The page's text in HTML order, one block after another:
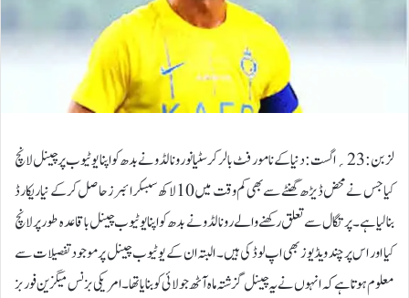
لزبن :23؍اگست:دنیا کے نامور فٹ بالر کرسٹیانو رونالڈو نے بدھ کو اپنا یوٹیوب پر چینل لانچ
کیا جس نے محض ڈیڑھ گھنٹے سے بھی کم وقت میں 10 لاکھ سبسکرائبرز حاصل کر کے نیا ریکارڈ
بنا لیا ہے۔پرتگال سے تعلق رکھنے والے رونالڈو نے بدھ کو اپنا یوٹیوب چینل باقاعدہ طور پر لانچ
کیا اور اس پر چند ویڈیوز بھی اپ لوڈ کی ہیں۔ البتہ ان کے یوٹیوب چینل پر موجود تفصیلات سے
معلوم ہوتا ہے کہ انہوں نے یہ چینل گزشتہ ماہ آٹھ جولائی کو بنایا تھا۔امریکی بزنس میگزین فوربز